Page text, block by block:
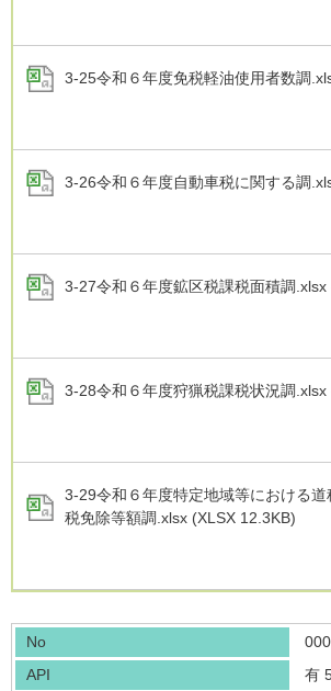
3-25令和６年度免税軽油使用者数調
3-26令和６年度自動車税に関する調
3-27令和６年度鉱区税課税面積調.xlsx
3-28令和６年度狩猟税課税状況調.xlsx
3-29令和６年度特定地域等における
税免除等額調.xlsx (XLSX 12.3KB)
No
API
有